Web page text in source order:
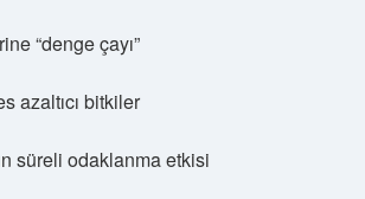
“denge çayı”
azaltıcı bitkiler
süreli odaklanma etkisi